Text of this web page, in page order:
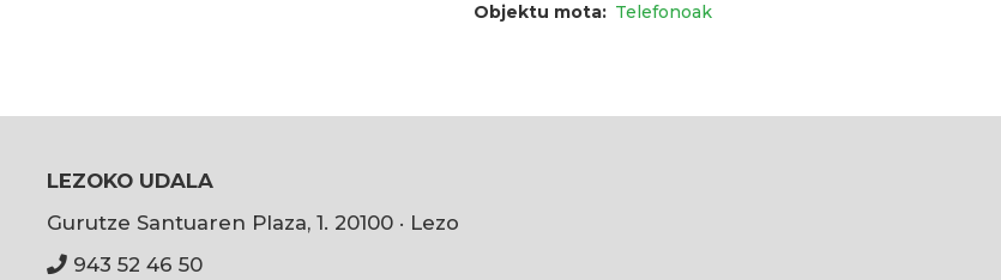
Objektu mota Telefonoak
LEZOKO UDALA
Gurutze Santuaren Plaza, 1. 20100 · Lezo
943 52 46 50